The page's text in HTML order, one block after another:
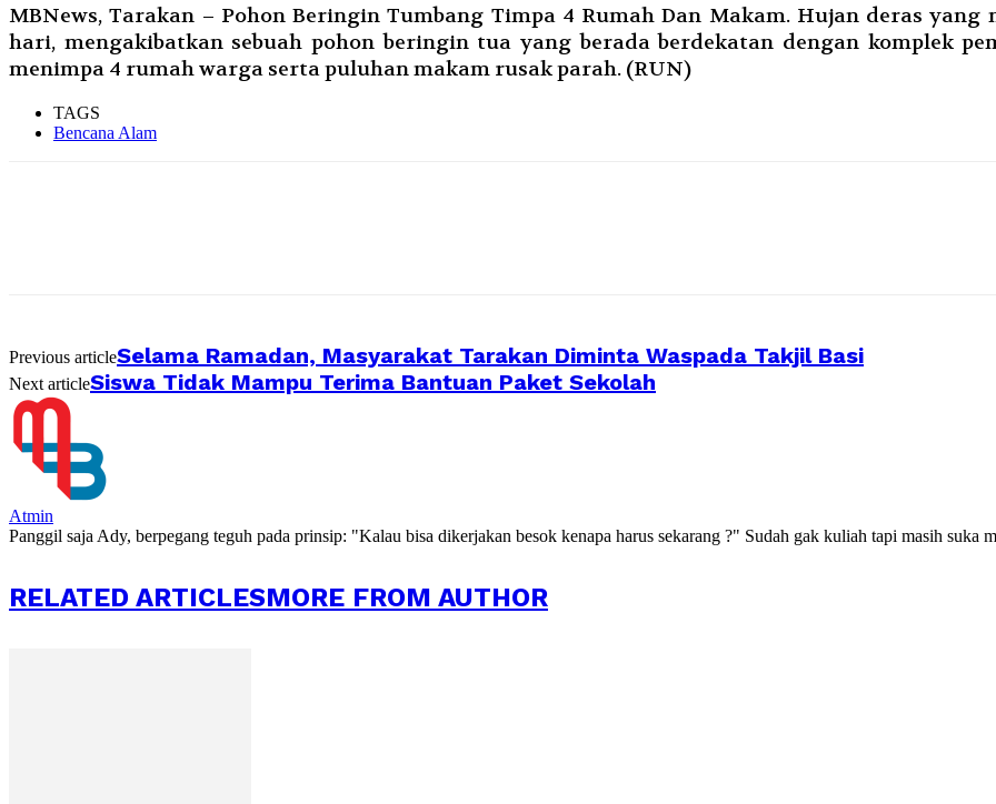
MBNews, Tarakan – Pohon Beringin Tumbang Timpa 4 Rumah Dan Makam. Hujan deras
hari, mengakibatkan sebuah pohon beringin tua yang berada berdekatan dengan komplek
menimpa 4 rumah warga serta puluhan makam rusak parah. (RUN)
TAGS
Bencana Alam
Previous articleSelama Ramadan, Masyarakat Tarakan Diminta Waspada Takjil Basi
Next articleSiswa Tidak Mampu Terima Bantuan Paket Sekolah
Atmin
Panggil saja Ady, berpegang teguh pada prinsip: "Kalau bisa dikerjakan besok kenapa harus sekarang ?" Sudah gak kuliah tapi masih suka
RELATED ARTICLESMORE FROM AUTHOR